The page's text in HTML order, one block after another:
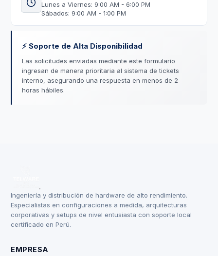
Lunes a Viernes: 9:00 AM - 6:00 PM
Sábados: 9:00 AM - 1:00 PM
⚡ Soporte de Alta Disponibilidad
Las solicitudes enviadas mediante este formulario
ingresan de manera prioritaria al sistema de tickets
interno, asegurando una respuesta en menos de 2
horas hábiles.
Ingeniería y distribución de hardware de alto rendimiento.
Especialistas en configuraciones a medida, arquitecturas
corporativas y setups de nivel entusiasta con soporte local
certificado en Perú.
EMPRESA